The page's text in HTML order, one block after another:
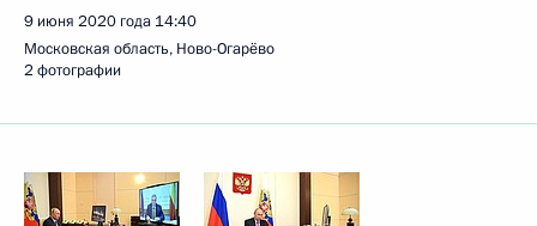
9 июня 2020 года 14:40
Московская область, Ново-Огарёво
2 фотографии